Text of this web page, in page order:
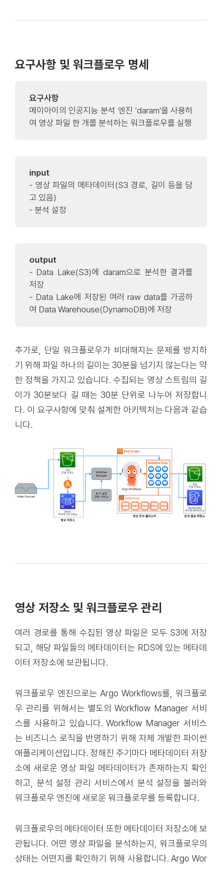
요구사항 및 워크플로우 명세
요구사항
메이아이의 인공지능 분석 엔진 'daram'을 사용하
여 영상 파일 한 개를 분석하는 워크플로우를 실행
input
- 영상 파일의 메타데이터(S3 경로, 길이 등을 담
고 있음)
- 분석 설정
output
- Data Lake(S3)에 daram으로 분석한 결과를
저장
- Data Lake에 저장된 여러 raw data를 가공하
여 Data Warehouse(DynamoDB)에 저장
추가로, 단일 워크플로우가 비대해지는 문제를 방지하
기 위해 파일 하나의 길이는 30분을 넘기지 않는다는 약
한 정책을 가지고 있습니다. 수집되는 영상 스트림의 길
이가 30분보다 길 때는 30분 단위로 나누어 저장합니
다. 이 요구사항에 맞춰 설계한 아키텍처는 다음과 같습
니다.
영상 저장소 및 워크플로우 관리
여러 경로를 통해 수집된 영상 파일은 모두 S3에 저장
되고, 해당 파일들의 메타데이터는 RDS에 있는 메타데
이터 저장소에 보관됩니다.
워크플로우 엔진으로는 Argo Workflows를, 워크플로
우 관리를 위해서는 별도의 Workflow Manager 서비
스를 사용하고 있습니다. Workflow Manager 서비스
는 비즈니스 로직을 반영하기 위해 자체 개발한 파이썬
애플리케이션입니다. 정해진 주기마다 메타데이터 저장
소에 새로운 영상 파일 메타데이터가 존재하는지 확인
하고, 분석 설정 관리 서비스에서 분석 설정을 불러와
워크플로우 엔진에 새로운 워크플로우를 등록합니다.
워크플로우의 메타데이터 또한 메타데이터 저장소에 보
관됩니다. 어떤 영상 파일을 분석하는지, 워크플로우의
상태는 어떤지를 확인하기 위해 사용합니다. Argo Wor